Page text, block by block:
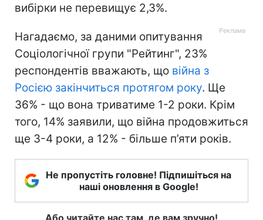
вибірки не перевищує 2,3%.
Нагадаємо, за даними опитування
Соціологічної групи "Рейтинг", 23%
респондентів вважають, що війна з
Росією закінчиться протягом року. Ще
36% - що вона триватиме 1-2 роки. Крім
того, 14% заявили, що війна продовжиться
ще 3-4 роки, а 12% - більше п’яти років.
Не пропустіть головне! Підпишіться на
наші оновлення в Google!
Або читайте нас там, де вам зручно!